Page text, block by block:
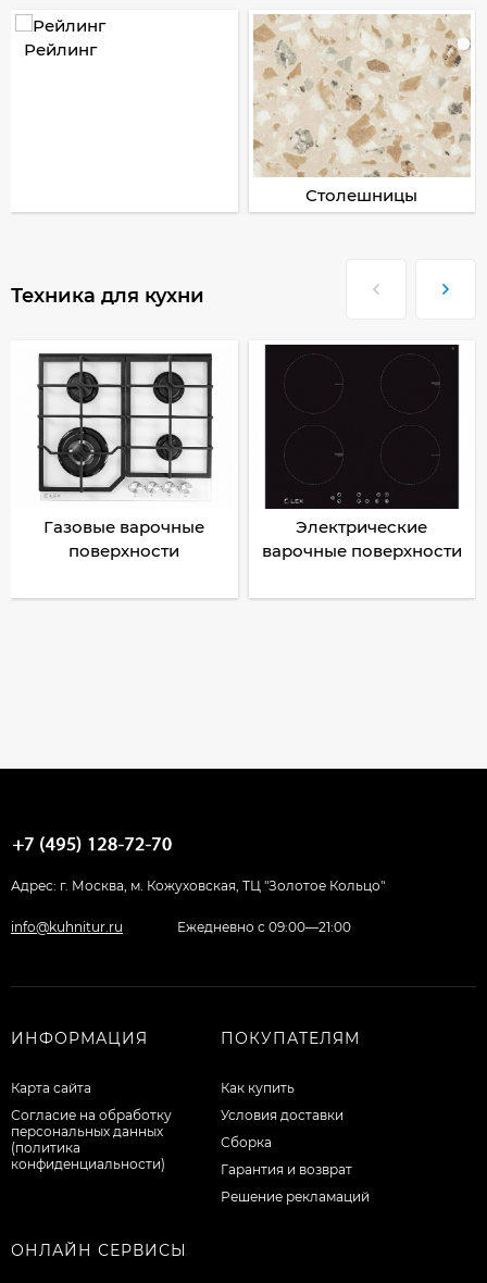
Рейлинг
Столешницы
Техника для кухни
Газовые варочные
поверхности
Электрические
варочные поверхности
Адрес: г. Москва, м. Кожуховская, ТЦ "Золотое Кольцо"
info@kuhnitur.ru Ежедневно с 09:00—21:00
ИНФОРМАЦИЯ
Карта сайта
Согласие на обработку
персональных данных
(политика
конфиденциальности)
ПОКУПАТЕЛЯМ
Как купить
Условия доставки
Сборка
Гарантия и возврат
Решение рекламаций
ОНЛАЙН СЕРВИСЫ